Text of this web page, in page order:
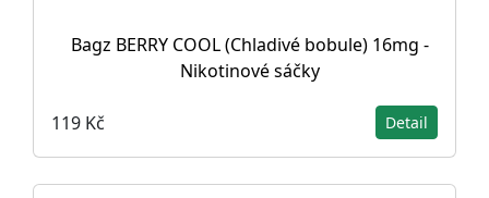
Bagz BERRY COOL (Chladivé bobule) 16mg -
Nikotinové sáčky
119 Kč Detail